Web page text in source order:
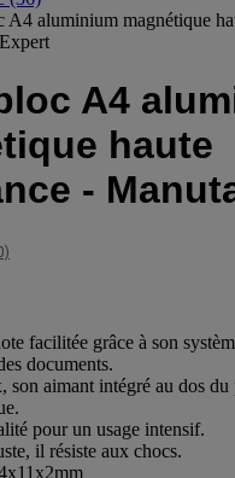
A4 aluminium magnétique
A4
haute
-
facilitée grâce à son
documents.
son aimant intégré au dos
pour un usage intensif.
il résiste aux chocs.